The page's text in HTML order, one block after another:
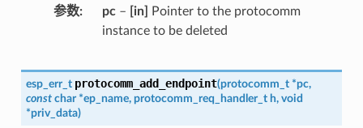
参数 pc– [in]
Pointer to the protocomm
instance to be deleted
esp_err_t protocomm_add_endpoint(protocomm_t *pc,
const char *ep_name, protocomm_req_handler_t h, void
*priv_data)